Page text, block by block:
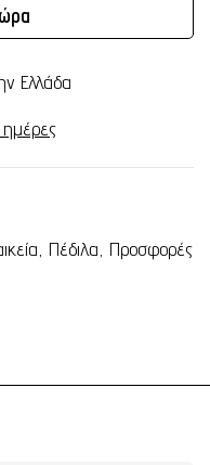
Ελλάδα
Πέδιλα Προσφορές